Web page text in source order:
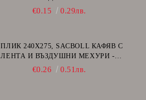
€0.15 0.29лв.
ПЛИК 240Х275, SACBOLL КАФЯВ С
ЛЕНТА И ВЪЗДУШНИ МЕХУРИ -
€0.26 0.51лв.